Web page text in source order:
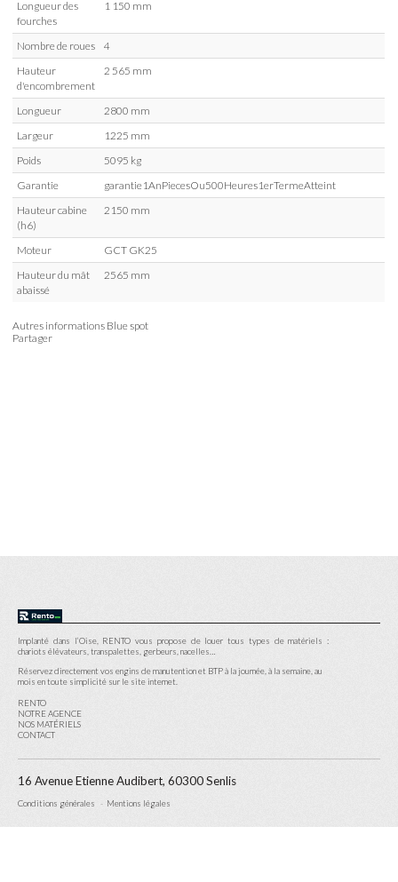
Longueur des
fourches
1 150 mm
Nombre de roues
4
Hauteur
d'encombrement
2 565 mm
Longueur
2800 mm
Largeur
1225 mm
Poids
5095 kg
Garantie
garantie1AnPiecesOu500Heures1erTermeAtteint
Hauteur cabine
(h6)
2150 mm
Moteur
GCT GK25
Hauteur du mât
abaissé
2565 mm
Autres informations Blue spot
Partager
Implanté dans l’Oise, RENTO vous propose de louer tous types de matériels :
chariots élévateurs, transpalettes, gerbeurs, nacelles…
Réservez directement vos engins de manutention et BTP à la journée, à la semaine, au
mois en toute simplicité sur le site internet.
RENTO
NOTRE AGENCE
NOS MATÉRIELS
CONTACT
16 Avenue Etienne Audibert, 60300 Senlis
Conditions générales Mentions légales